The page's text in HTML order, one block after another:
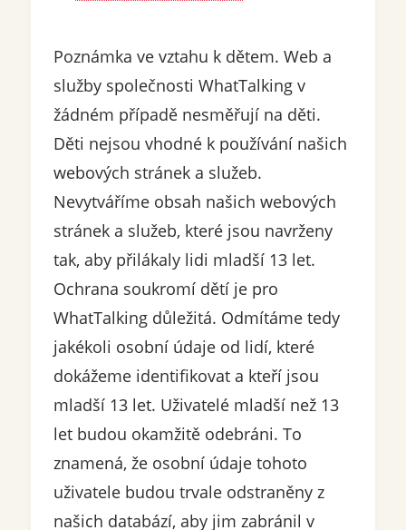
Poznámka ve vztahu k dětem. Web a
služby společnosti WhatTalking v
žádném případě nesměřují na děti.
Děti nejsou vhodné k používání našich
webových stránek a služeb.
Nevytváříme obsah našich webových
stránek a služeb, které jsou navrženy
tak, aby přilákaly lidi mladší 13 let.
Ochrana soukromí dětí je pro
WhatTalking důležitá. Odmítáme tedy
jakékoli osobní údaje od lidí, které
dokážeme identifikovat a kteří jsou
mladší 13 let. Uživatelé mladší než 13
let budou okamžitě odebráni. To
znamená, že osobní údaje tohoto
uživatele budou trvale odstraněny z
našich databází, aby jim zabránil v